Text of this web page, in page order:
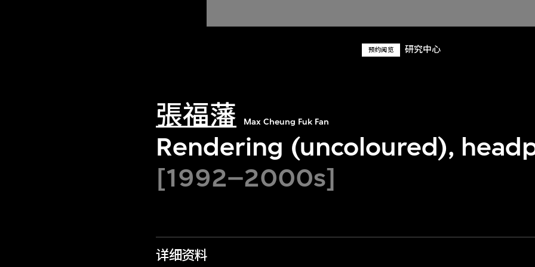
预约阅览 研究中心
張福藩 Max Cheung Fuk Fan
Rendering (uncoloured),
[1992–2000s]
详细资料